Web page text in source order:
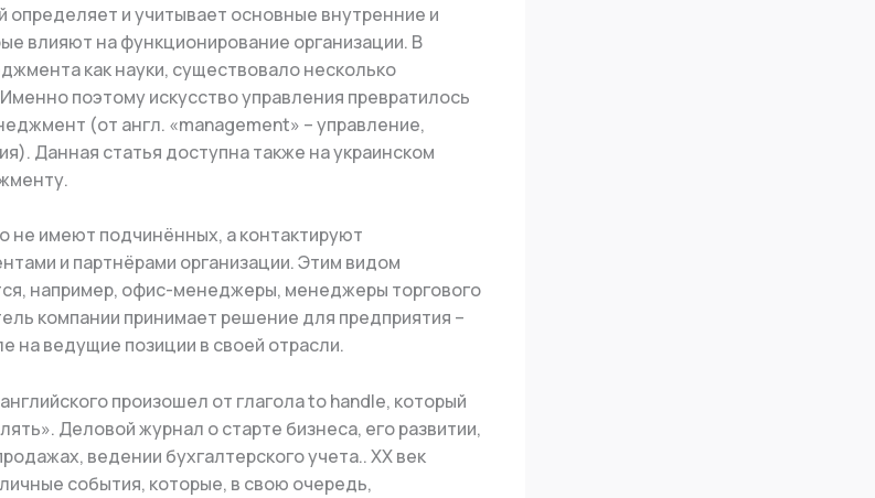
определяет и учитывает основные внутренние и
влияют на функционирование организации. В
как науки, существовало несколько
поэтому искусство управления превратилось
(от англ. «management» – управление,
Данная статья доступна также на украинском
не имеют подчинённых, а контактируют
и партнёрами организации. Этим видом
например, офис-менеджеры, менеджеры торгового
компании принимает решение для предприятия –
на ведущие позиции в своей отрасли.
произошел от глагола to handle, который
Деловой журнал о старте бизнеса, его развитии,
ведении бухгалтерского учета.. XX век
события, которые, в свою очередь,